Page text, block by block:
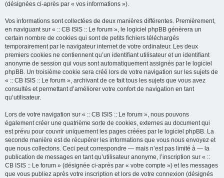
(désignées ci-après par « vos informations »).
Vos informations sont collectées de deux manières différentes. Premièrement,
en naviguant sur « :: CB ISIS :: Le forum », le logiciel phpBB génèrera un
certain nombre de cookies qui sont de petits fichiers téléchargés
temporairement par le navigateur internet de votre ordinateur. Les deux
premiers cookies ne contiennent qu’un identifiant utilisateur et un identifiant
anonyme de session qui vous sont automatiquement assignés par le logiciel
phpBB. Un troisième cookie sera créé lors de votre navigation sur les sujets de
« :: CB ISIS :: Le forum », archivant de ce fait tous les sujets que vous avez
consultés et permettant d’améliorer votre confort de navigation en tant
qu’utilisateur.
Lors de votre navigation sur « :: CB ISIS :: Le forum », nous pouvons
également créer une quatrième sorte de cookies, externes au document qui
est prévu pour couvrir uniquement les pages créées par le logiciel phpBB. La
seconde manière est de récupérer les informations que vous nous envoyez et
que nous collectons. Ceci peut correspondre — mais n’est pas limité à — la
publication de messages en tant qu’utilisateur anonyme, l’inscription sur « ::
CB ISIS :: Le forum » (désignée ci-après par « votre compte ») et les messages
que vous publiez après votre inscription et lors de votre connexion (désignés